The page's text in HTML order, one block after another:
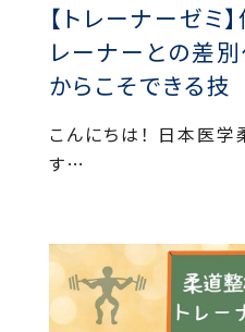
【トレーナーゼミ
レーナーとの差
からこそできる技
こんにちは！ 日本医
す…